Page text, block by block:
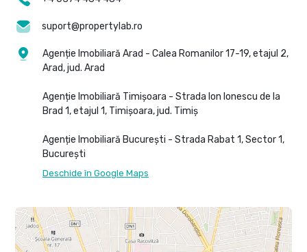
suport@propertylab.ro
Agenție Imobiliară Arad - Calea Romanilor 17-19, etajul 2,
Arad, jud. Arad
Agenție Imobiliară Timișoara - Strada Ion Ionescu de la
Brad 1, etajul 1, Timișoara, jud. Timiș
Agenție Imobiliară București - Strada Rabat 1, Sector 1,
București
Deschide în Google Maps